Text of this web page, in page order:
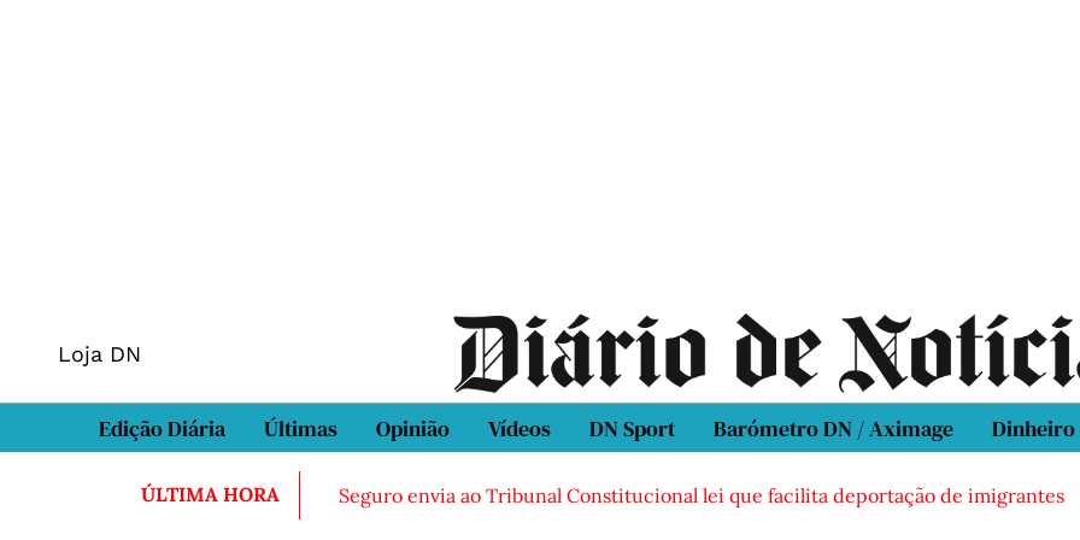
Loja DN
Edição Diária Últimas Opinião Vídeos DN Sport Barómetro DN / Aximage Dinheiro
ÚLTIMA HORA Seguro envia ao Tribunal Constitucional lei que facilita deportação de imigrantes